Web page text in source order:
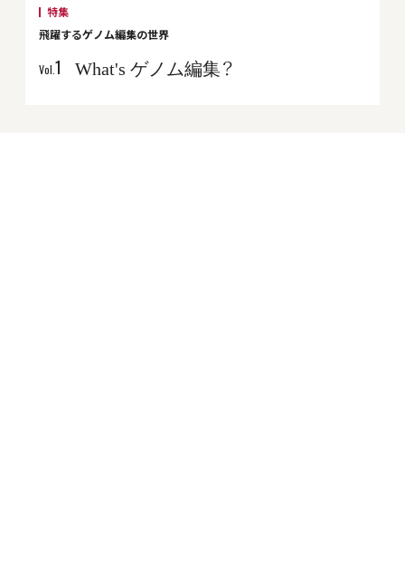
特集
飛躍するゲノム編集の世界
Vol. 1 What's ゲノム編集？